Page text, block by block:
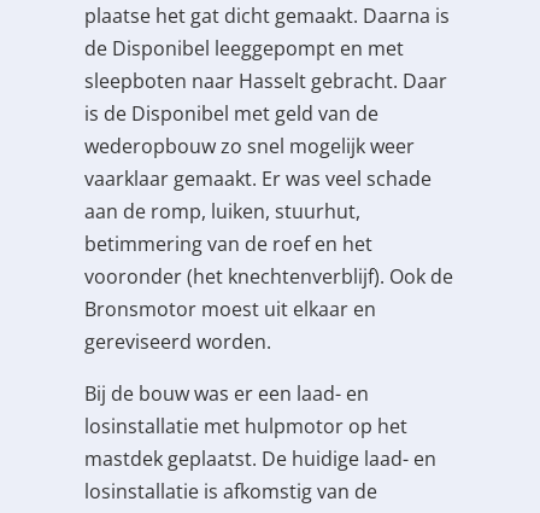
plaatse het gat dicht gemaakt. Daarna is
de Disponibel leeggepompt en met
sleepboten naar Hasselt gebracht. Daar
is de Disponibel met geld van de
wederopbouw zo snel mogelijk weer
vaarklaar gemaakt. Er was veel schade
aan de romp, luiken, stuurhut,
betimmering van de roef en het
vooronder (het knechtenverblijf). Ook de
Bronsmotor moest uit elkaar en
gereviseerd worden.
Bij de bouw was er een laad- en
losinstallatie met hulpmotor op het
mastdek geplaatst. De huidige laad- en
losinstallatie is afkomstig van de